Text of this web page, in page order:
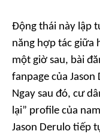
Động thái này lập
năng hợp tác giữa
một giờ sau, bài
fanpage của
Ngay sau đó, cư
lại” profile của
Jason Derulo tiếp